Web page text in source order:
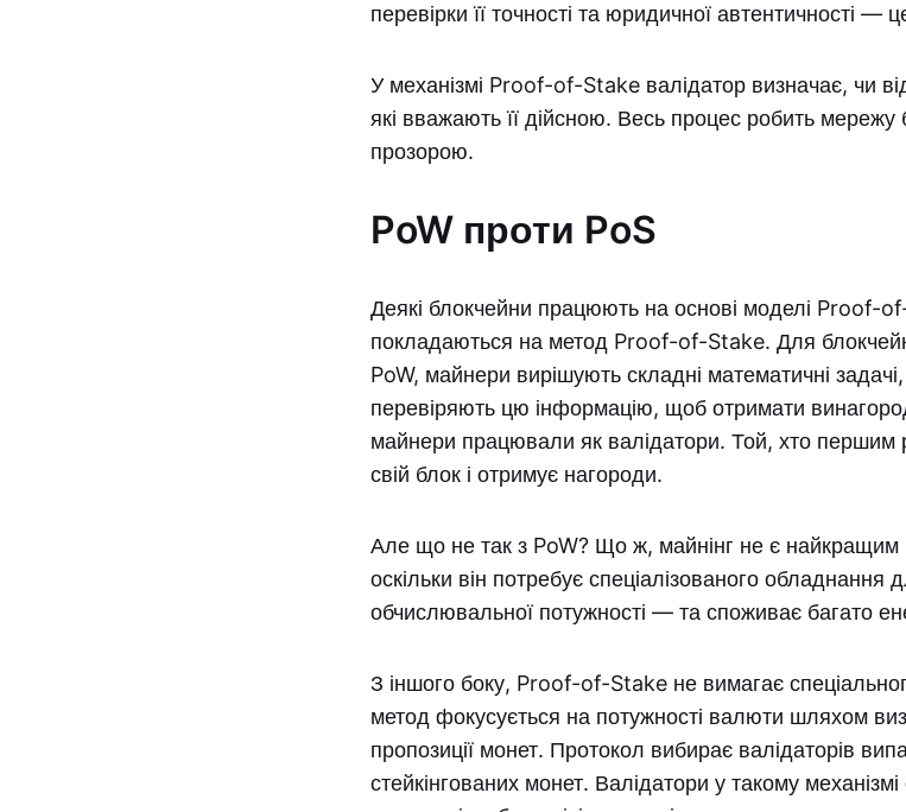
перевірки її точності та юридичної автентичності —
У механізмі Proof-of-Stake валідатор визначає, чи
які вважають її дійсною. Весь процес робить
прозорою.
PoW проти PoS
Деякі блокчейни працюють на основі моделі Proof-
покладаються на метод Proof-of-Stake. Для
PoW, майнери вирішують складні математичні
перевіряють цю інформацію, щоб отримати
майнери працювали як валідатори. Той, хто першим
свій блок і отримує нагороди.
Але що не так з PoW? Що ж, майнінг не є найкращим
оскільки він потребує спеціалізованого обладнання
обчислювальної потужності — та споживає багато
З іншого боку, Proof-of-Stake не вимагає
метод фокусується на потужності валюти шляхом
пропозиції монет. Протокол вибирає валідаторів
стейкінгованих монет. Валідатори у такому